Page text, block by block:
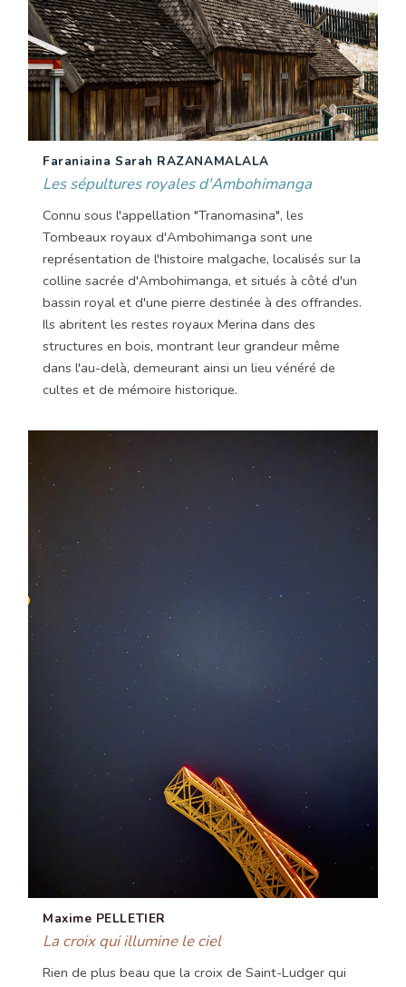
Faraniaina Sarah RAZANAMALALA
Les sépultures royales d'Ambohimanga
Connu sous l'appellation "Tranomasina", les
Tombeaux royaux d'Ambohimanga sont une
représentation de l'histoire malgache, localisés sur la
colline sacrée d'Ambohimanga, et situés à côté d'un
bassin royal et d'une pierre destinée à des offrandes.
Ils abritent les restes royaux Merina dans des
structures en bois, montrant leur grandeur même
dans l'au-delà, demeurant ainsi un lieu vénéré de
cultes et de mémoire historique.
Maxime PELLETIER
La croix qui illumine le ciel
Rien de plus beau que la croix de Saint-Ludger qui